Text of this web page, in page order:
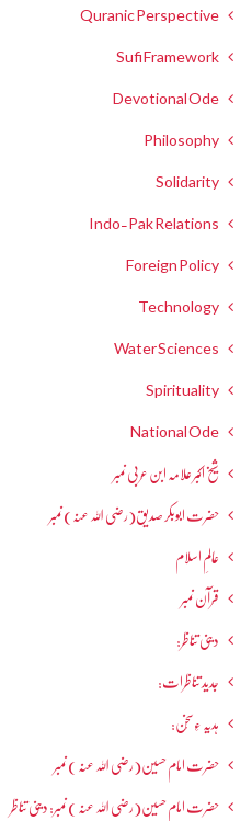
Quranic Perspective
Sufi Framework
Devotional Ode
Philosophy
Solidarity
Indo-Pak Relations
Foreign Policy
Technology
Water Sciences
Spirituality
National Ode
شیخ اکبر علامہ ابن عربی نمبر
حضرت ابوبکر صدیق(رضی اللہ عنہ) نمبر
عالمِ اسلام
قرآن نمبر
دینی تناظر:
جدید تناظرات:
ہدیہ ءِسُخن:
حضرت امام حسین(رضی اللہ عنہ ) نمبر
حضرت امام حسین(رضی اللہ عنہ ) نمبر: دینی تناظر